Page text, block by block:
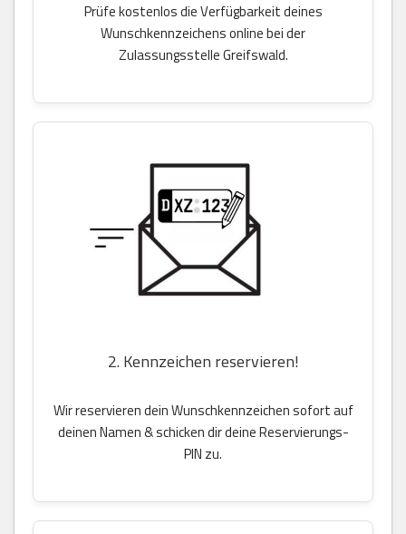
Prüfe kostenlos die Verfügbarkeit deines
Wunschkennzeichens online bei der
Zulassungsstelle Greifswald.
2. Kennzeichen reservieren!
Wir reservieren dein Wunschkennzeichen sofort auf
deinen Namen & schicken dir deine Reservierungs-
PIN zu.